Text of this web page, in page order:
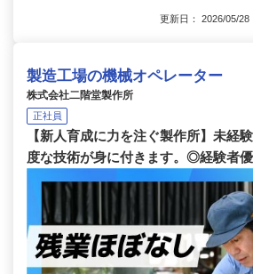
更新日： 2026/05/
製造工場の機械オペレーター
株式会社二階堂製作所
正社員
【新人育成に力を注ぐ製作所】未経
度な技術が身に付きます。◎経験者